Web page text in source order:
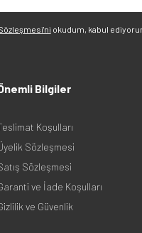
okudum, kabul
Bilgiler
Koşulları
Sözleşmesi
Sözleşmesi
ve İade Koşulları
ve Güvenlik